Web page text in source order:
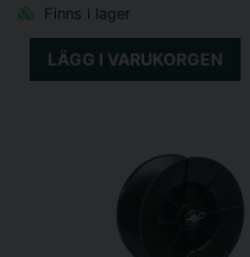
Finns i lager
LÄGG I VARUKORGEN